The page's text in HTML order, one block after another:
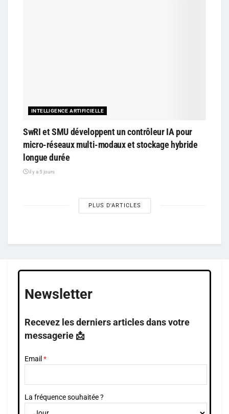
INTELLIGENCE ARTIFICIELLE
SwRI et SMU développent un contrôleur IA pour
micro-réseaux multi-modaux et stockage hybride
longue durée
il y a 5 jours
PLUS D'ARTICLES
Newsletter
Recevez les derniers articles dans votre
messagerie 📩
Email
La fréquence souhaitée ?